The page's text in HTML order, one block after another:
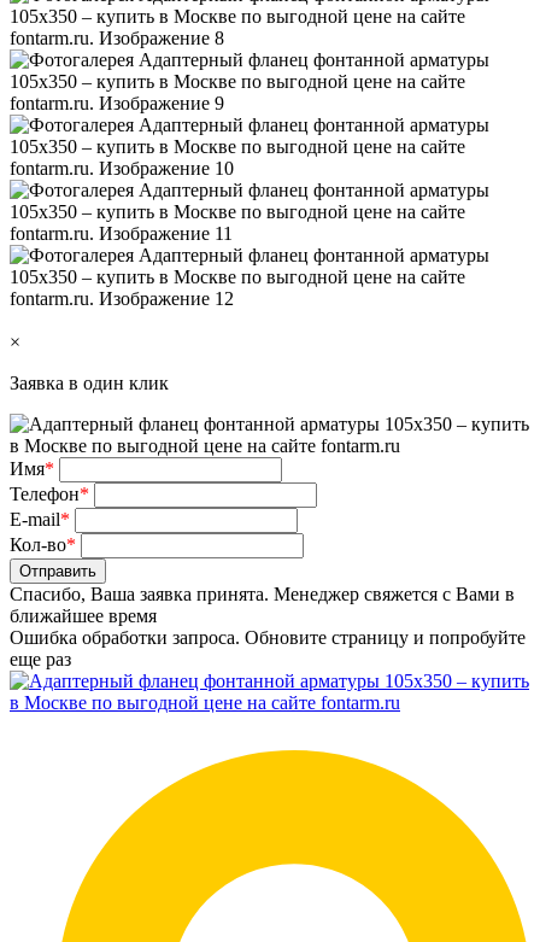
×
Заявка в один клик
Имя*
Телефон*
E-mail*
Кол-во*
Отправить
Спасибо, Ваша заявка принята. Менеджер свяжется с Вами в
ближайшее время
Ошибка обработки запроса. Обновите страницу и попробуйте
еще раз